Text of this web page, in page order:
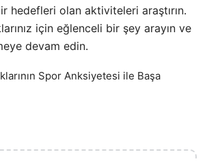
hedefleri olan aktiviteleri araştırın.
için eğlenceli bir şey arayın ve
devam edin.
Spor Anksiyetesi ile Başa